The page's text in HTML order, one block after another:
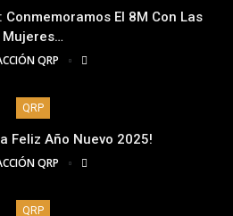
Conmemoramos El 8M Con Las
Mujeres…
QRP
QRP
Feliz Año Nuevo 2025!
QRP
QRP